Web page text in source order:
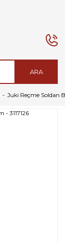
ARA
Juki Reçme Soldan